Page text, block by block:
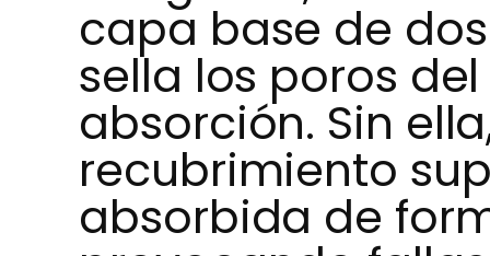
capa base de
sella los poros
absorción. Sin
recubrimiento
absorbida de